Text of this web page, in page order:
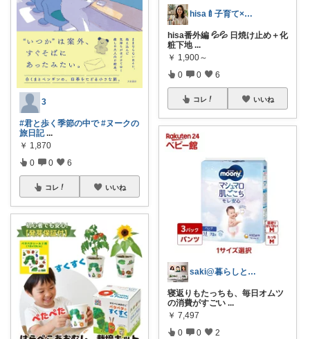
3
#君と歩く季節の中で #ヌークの
旅日記 ...
￥ 1,870
0 0 6
コレ いいね
hisa🍼子育て×大人可愛いお気に入り
hisa番外編 💦💦 日焼け止め＋化
粧下地 ...
￥ 1,900～
0 0 6
コレ いいね
saki@暮らしと子育て在宅ワーク
寝返りもたっちも、毎日オムツ
の消費がすごい ...
￥ 7,497
0 0 2